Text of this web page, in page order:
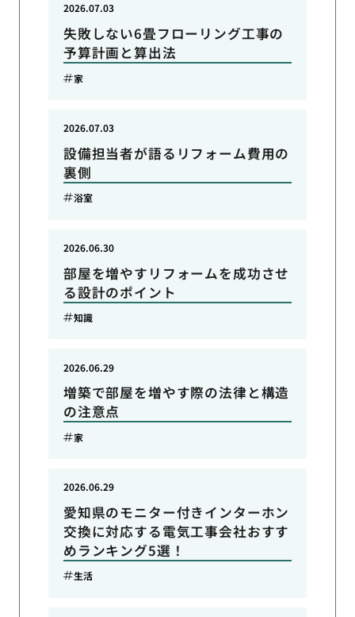
失敗しない6畳フローリング工事の
予算計画と算出法
2026.07.03
家
設備担当者が語るリフォーム費用の
裏側
2026.07.03
浴室
部屋を増やすリフォームを成功させ
る設計のポイント
2026.06.30
知識
増築で部屋を増やす際の法律と構造
の注意点
2026.06.29
家
愛知県のモニター付きインターホン
交換に対応する電気工事会社おすす
めランキング5選！
2026.06.29
生活